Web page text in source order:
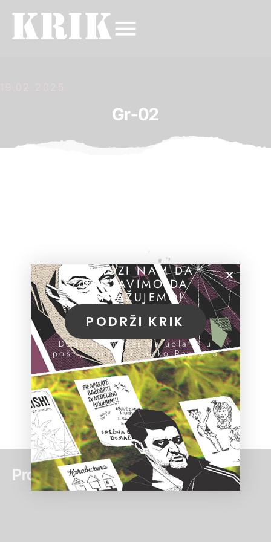
19.02.2025.
Gr-02
Pročitaj još:
POMOZI NAM DA
NASTAVIMO DA
ISTRAŽUJEMO!
PODRŽI KRIK
Donacije možeš da uplatiš u
pošti, banci ili preko PayPal-a